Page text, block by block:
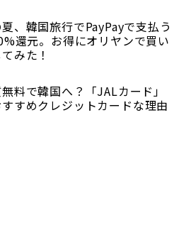
、韓国旅行でPayPayで支払う
還元。お得にオリヤンで買い
みた！
料で韓国へ？「JALカード」
すめクレジットカードな理由